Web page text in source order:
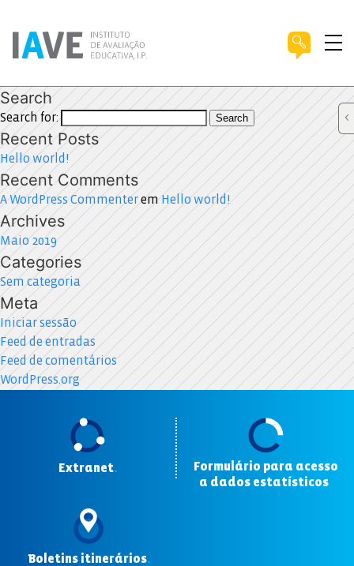
Search
Search for: Search
Recent Posts
Hello world!
Recent Comments
A WordPress Commenterem Hello world!
Archives
Maio 2019
Categories
Sem categoria
Meta
Iniciar sessão
Feed de entradas
Feed de comentários
WordPress.org
Extranet.
Formulário para acesso
a dados estatísticos
Boletins itinerários.